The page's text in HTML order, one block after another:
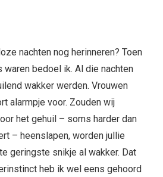
nachten nog herinneren? Toen
waren bedoel ik. Al die nachten
wakker werden. Vrouwen
alarmpje voor. Zouden wij
het gehuil – soms harder dan
– heenslapen, worden jullie
geringste snikje al wakker. Dat
heb ik wel eens gehoord